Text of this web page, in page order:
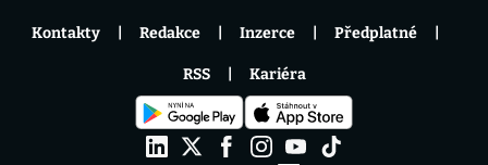
Kontakty Redakce Inzerce Předplatné
RSS Kariéra